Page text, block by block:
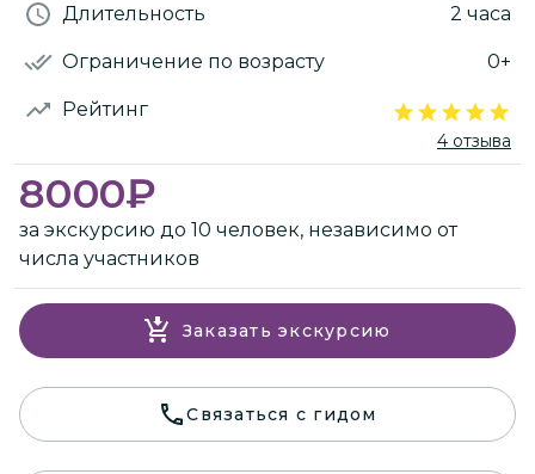
Длительность 2 часа
Ограничение по возрасту 0+
Рейтинг
4 отзыва
8000₽
за экскурсию до 10 человек, независимо от
числа участников
Заказать экскурсию
Связаться с гидом